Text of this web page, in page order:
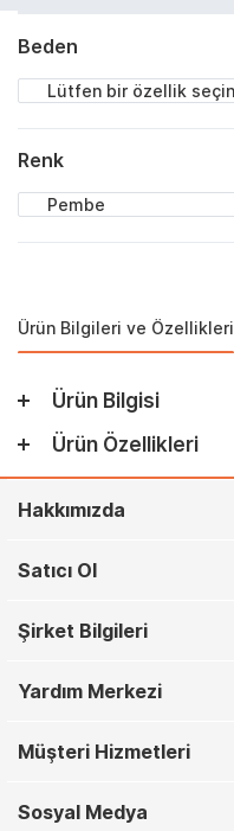
Beden
Renk
Ürün Bilgileri ve Özellikleri
Ürün Bilgisi
Ürün Özellikleri
Hakkımızda
Satıcı Ol
Şirket Bilgileri
Yardım Merkezi
Müşteri Hizmetleri
Sosyal Medya